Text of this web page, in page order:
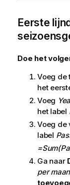
Eerste
Doe het
Voeg de
het
Voeg
het label
Voeg de
label
Ga naar
per